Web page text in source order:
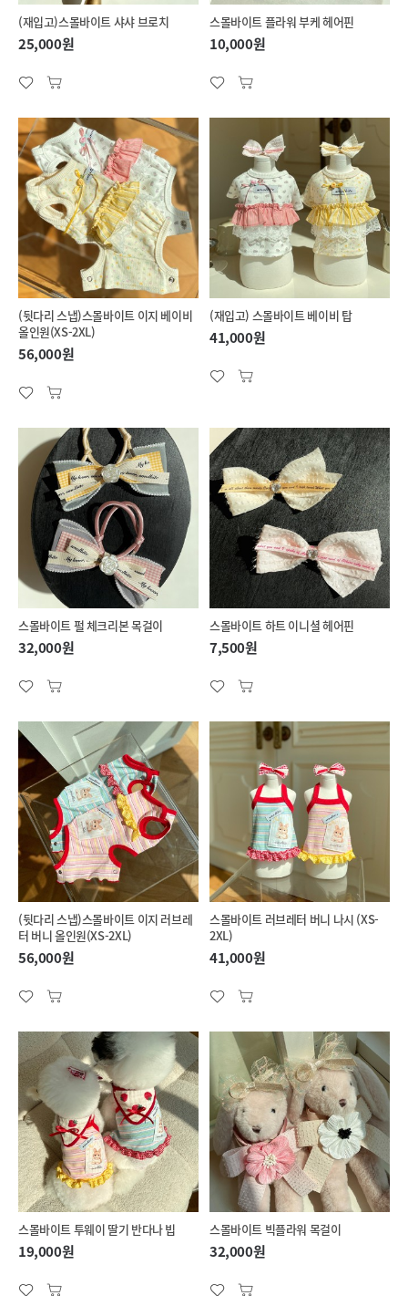
(재입고)스몰바이트 샤샤 브로치
25,000원
스몰바이트 플라워 부케 헤어핀
10,000원
(뒷다리 스냅)스몰바이트 이지 베이비
올인원(XS-2XL)
56,000원
(재입고) 스몰바이트 베이비 탑
41,000원
스몰바이트 펄 체크리본 목걸이
32,000원
스몰바이트 하트 이니셜 헤어핀
7,500원
(뒷다리 스냅)스몰바이트 이지 러브레
터 버니 올인원(XS-2XL)
56,000원
스몰바이트 러브레터 버니 나시 (XS-
2XL)
41,000원
스몰바이트 투웨이 딸기 반다나 빕
19,000원
스몰바이트 빅플라워 목걸이
32,000원